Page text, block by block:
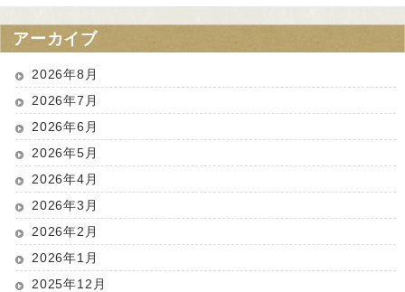
アーカイブ
2026年8月
2026年7月
2026年6月
2026年5月
2026年4月
2026年3月
2026年2月
2026年1月
2025年12月